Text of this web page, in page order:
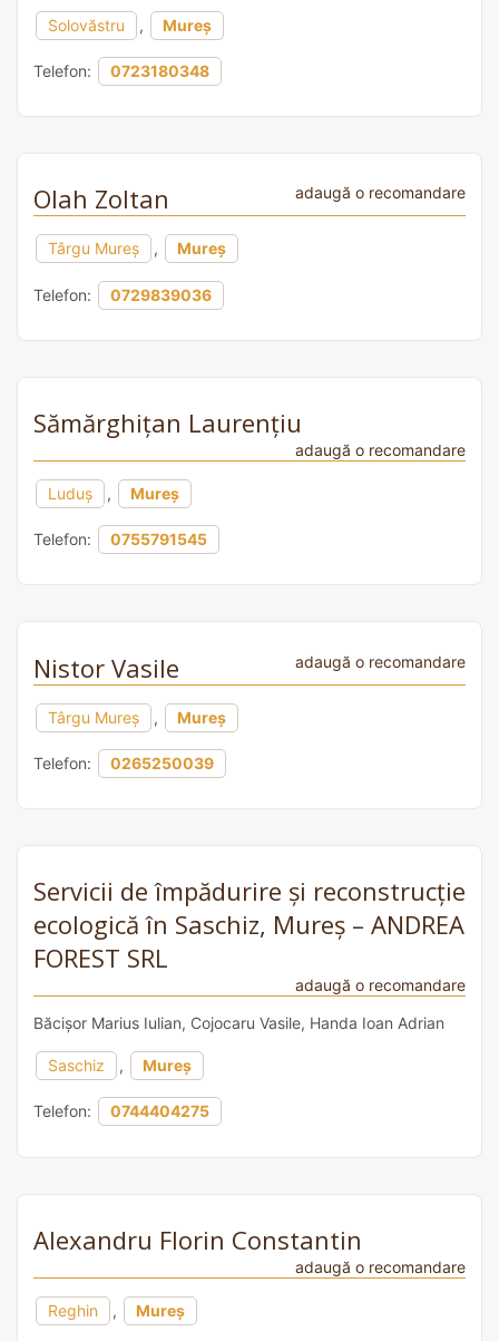
Solovăstru , Mureș
Telefon: 0723180348
Olah Zoltan adaugă o recomandare
Târgu Mureș , Mureș
Telefon: 0729839036
Sămărghiţan Laurenţiu
adaugă o recomandare
Luduş , Mureș
Telefon: 0755791545
Nistor Vasile adaugă o recomandare
Târgu Mureș , Mureș
Telefon: 0265250039
Servicii de împădurire și reconstrucție
ecologică în Saschiz, Mureș – ANDREA
FOREST SRL
adaugă o recomandare
Băcișor Marius Iulian, Cojocaru Vasile, Handa Ioan Adrian
Saschiz , Mureș
Telefon: 0744404275
Alexandru Florin Constantin
adaugă o recomandare
Reghin , Mureș